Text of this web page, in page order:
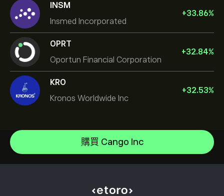
INSM
Insmed Incorporated
+33.86%
OPRT
Oportun Financial Corporation
+32.84%
KRO
Kronos Worldwide Inc
+32.53%
購買 Cango Inc
NVIDIA Corporation
Microsoft
Apple
如何存款
如何提款
開設帳戶
CopyTrading 如何運作
負責任的交易
為什麼選擇 eToro